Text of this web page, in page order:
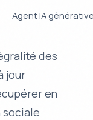
Agent IA
des
jour
en
sociale